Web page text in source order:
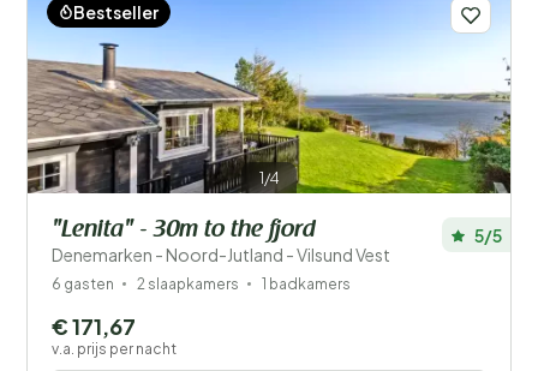
1/4
Bestseller
"Lenita" - 30m to the fjord
Denemarken - Noord-Jutland - Vilsund Vest
5/5
6 gasten 2 slaapkamers 1 badkamers
€ 171,67
v.a. prijs per nacht